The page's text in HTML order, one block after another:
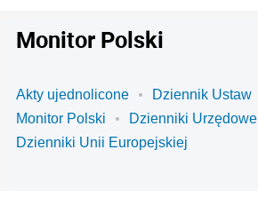
Monitor Polski
Akty ujednolicone
Dziennik Ustaw
Monitor Polski
Dzienniki Urzędowe
Dzienniki Unii Europejskiej